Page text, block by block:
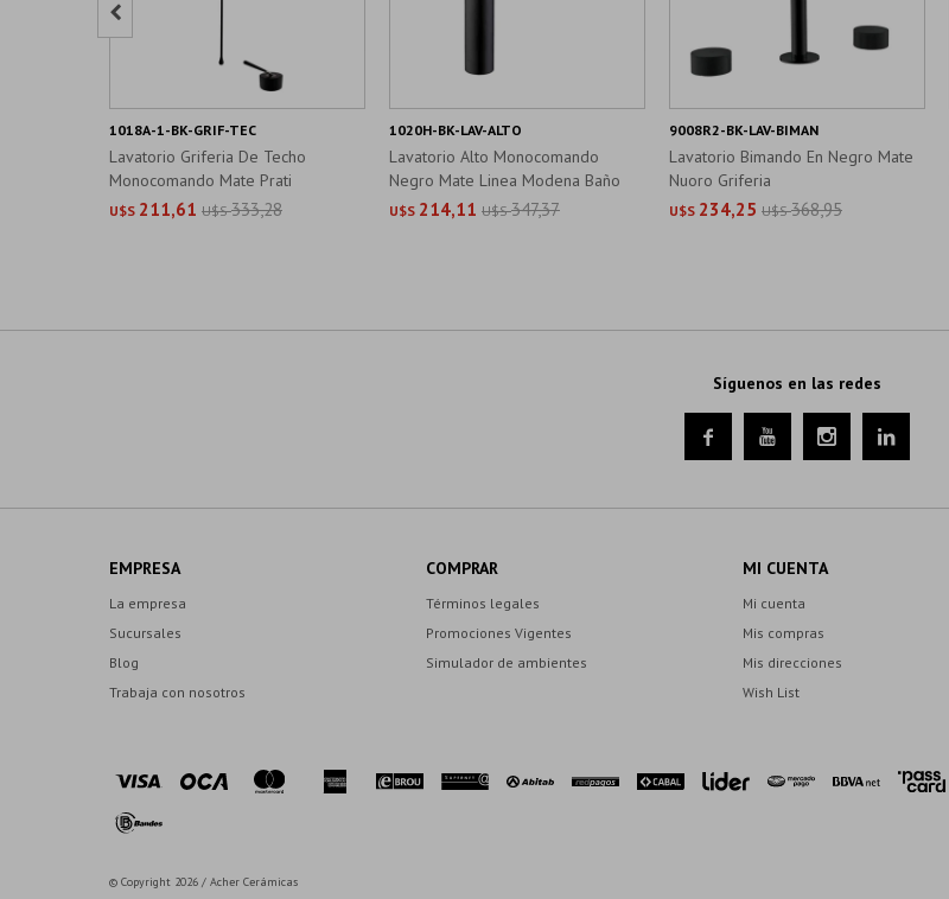
Lavatorio Griferia De Techo
Monocomando Mate Prati
U$S 211,61 U$S 333,28
1018A-1-BK-GRIF-TEC
Lavatorio Alto Monocomando
Negro Mate Linea Modena Baño
U$S 214,11 U$S 347,37
1020H-BK-LAV-ALTO
Lavatorio Bimando En Negro Mate
Nuoro Griferia
U$S 234,25 U$S 368,95
9008R2-BK-LAV-BIMAN

Síguenos en las redes
   
EMPRESA
La empresa
Sucursales
Blog
Trabaja con nosotros
COMPRAR
Términos legales
Promociones Vigentes
Simulador de ambientes
MI CUENTA
Mi cuenta
Mis compras
Mis direcciones
Wish List
© Copyright 2026 / Acher Cerámicas